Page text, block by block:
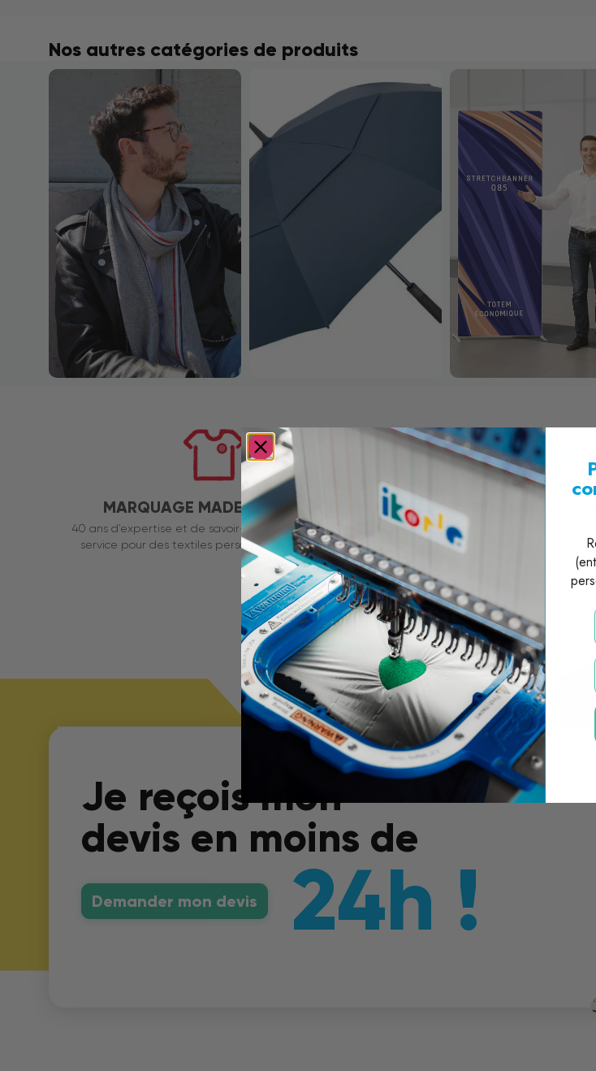
Nos autres catégories de produits
MARQUAGE MADE IN FRANCE
40 ans d’expertise et de savoir-faire français à votre
service pour des textiles personnalisés de qualité.
DÉLAIS DE
Nous vous proposons des délais
de 1 à 3 semaines selon
Demander mon devis 24h !
Je reçois mon
devis en moins de